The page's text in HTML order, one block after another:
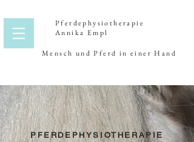
Pferdephysiotherapie
Annika Empl
Mensch und Pferd in einer Hand
PFERDEPHYSIOTHERAPIE